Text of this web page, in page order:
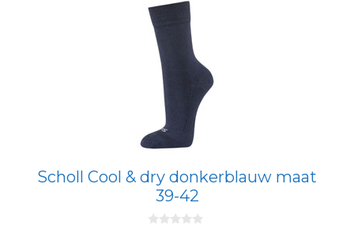
Scholl Cool & dry donkerblauw maat
39-42